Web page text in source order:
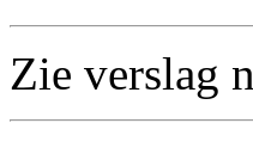
Zie verslag